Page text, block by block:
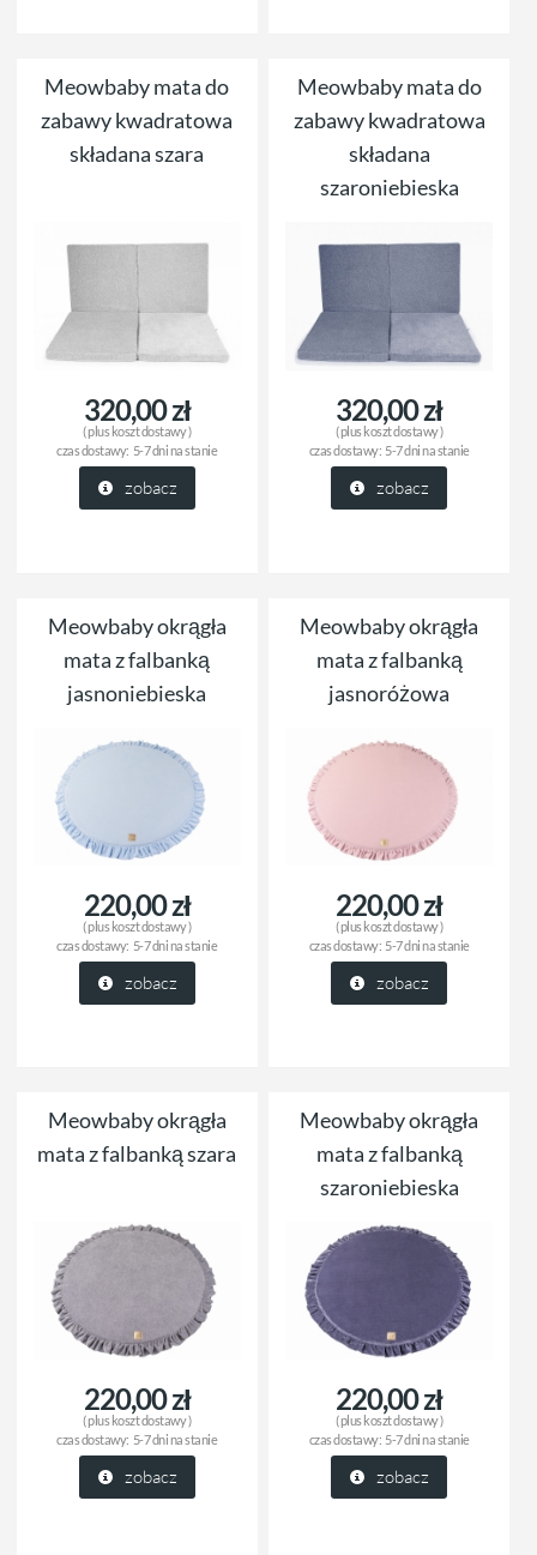
Meowbaby mata do
zabawy kwadratowa
składana szara
320,00 zł
( plus koszt dostawy)
czas dostawy: 5-7 dni na stanie
zobacz
Meowbaby mata do
zabawy kwadratowa
składana
szaroniebieska
320,00 zł
( plus koszt dostawy)
czas dostawy: 5-7 dni na stanie
zobacz
Meowbaby okrągła
mata z falbanką
jasnoniebieska
220,00 zł
( pluskoszt dostawy)
czas dostawy: 5-7 dni na stanie
zobacz
Meowbaby okrągła
mata z falbanką
jasnoróżowa
220,00 zł
( pluskoszt dostawy)
czas dostawy: 5-7 dni na stanie
zobacz
Meowbaby okrągła
mata z falbanką szara
220,00 zł
( plus koszt dostawy)
czas dostawy: 5-7 dni na stanie
zobacz
Meowbaby okrągła
mata z falbanką
szaroniebieska
220,00 zł
( plus koszt dostawy)
czas dostawy: 5-7 dni na stanie
zobacz